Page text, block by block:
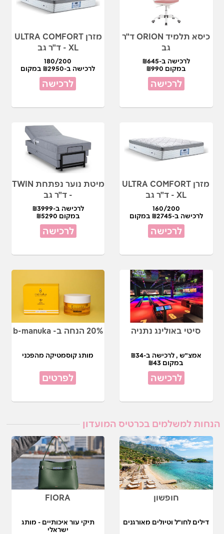
כיסא תלמיד ORION ד"ר
גב
לרכישה ב-₪645
במקום ₪990
לרכישה
מזרן ULTRA COMFORT
XL - ד"ר גב
180/200
לרכישה ב-₪2950 במקום
₪5900
לרכישה
מזרן ULTRA COMFORT
XL - ד"ר גב
160/200
לרכישה ב-₪2745 במקום
₪5490
לרכישה
מיטת נוער נפתחת TWIN
- ד"ר גב
לרכישה ב-₪3999
במקום ₪5290
לרכישה
סיטי באולינג נתניה
אמצ"ש , לרכישה ב-₪34
במקום ₪43
לרכישה
20% הנחה ב- b-manuka
מותג קוסמטיקה מהפכני
לפרטים
הנחות למשלמים בכרטיס המועדון
חופשון
דילים לחו"ל וטיולים מאורגנים
FIORA
תיקי עור איכותיים - מותג
ישראלי